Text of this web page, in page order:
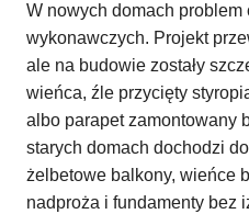
W nowych domach problem
wykonawczych. Projekt
ale na budowie zostały
wieńca, źle przycięty
albo parapet zamontowany
starych domach dochodzi
żelbetowe balkony, wieńce
nadproża i fundamenty bez